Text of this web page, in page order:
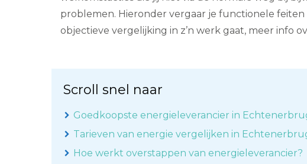
problemen. Hieronder vergaar je functionele
objectieve vergelijking in z’n werk gaat, meer info
Scroll snel naar
Goedkoopste energieleverancier in
Tarieven van energie vergelijken in
Hoe werkt overstappen van energieleverancier?